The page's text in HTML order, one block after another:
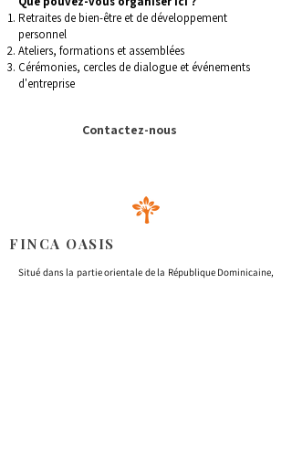
Retraites de bien-être et de développement
personnel
Ateliers, formations et assemblées
Cérémonies, cercles de dialogue et événements
d'entreprise
Contactez-nous
FINCA OASIS
Situé dans la partie orientale de la République Dominicaine,